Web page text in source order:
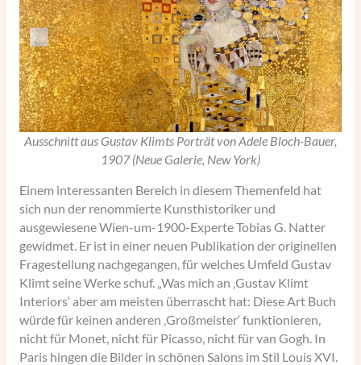
Ausschnitt aus Gustav Klimts Porträt von Adele Bloch-Bauer,
1907 (Neue Galerie, New York)
Einem interessanten Bereich in diesem Themenfeld hat
sich nun der renommierte Kunsthistoriker und
ausgewiesene Wien-um-1900-Experte Tobias G. Natter
gewidmet. Er ist in einer neuen Publikation der originellen
Fragestellung nachgegangen, für welches Umfeld Gustav
Klimt seine Werke schuf. „Was mich an ‚Gustav Klimt
Interiors‘ aber am meisten überrascht hat: Diese Art Buch
würde für keinen anderen ‚Großmeister‘ funktionieren,
nicht für Monet, nicht für Picasso, nicht für van Gogh. In
Paris hingen die Bilder in schönen Salons im Stil Louis XVI.